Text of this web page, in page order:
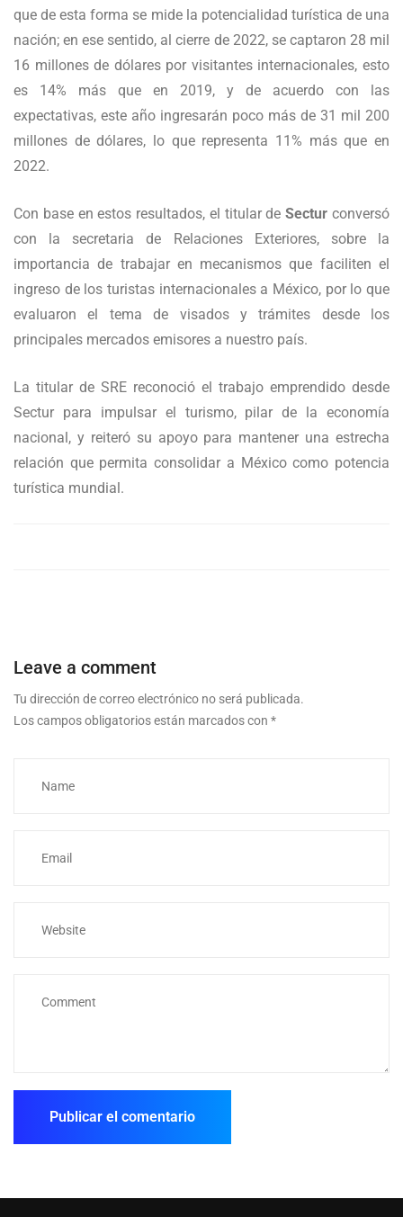
que de esta forma se mide la potencialidad turística de una
nación; en ese sentido, al cierre de 2022, se captaron 28 mil
16 millones de dólares por visitantes internacionales, esto
es 14% más que en 2019, y de acuerdo con las
expectativas, este año ingresarán poco más de 31 mil 200
millones de dólares, lo que representa 11% más que en
2022.
Con base en estos resultados, el titular deSectur conversó
con la secretaria de Relaciones Exteriores, sobre la
importancia de trabajar en mecanismos que faciliten el
ingreso de los turistas internacionales a México, por lo que
evaluaron el tema de visados y trámites desde los
principales mercados emisores a nuestro país.
La titular de SRE reconoció el trabajo emprendido desde
Sectur para impulsar el turismo, pilar de la economía
nacional, y reiteró su apoyo para mantener una estrecha
relación que permita consolidar a México como potencia
turística mundial.
Leave a comment
Tu dirección de correo electrónico no será publicada.
Los campos obligatorios están marcados con *